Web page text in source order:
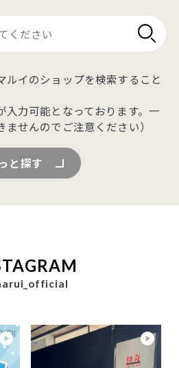
ルイのショップを検索すること
入力可能となっております。一
せんのでご注意ください）
と探す